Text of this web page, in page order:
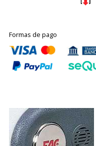
Formas de pago